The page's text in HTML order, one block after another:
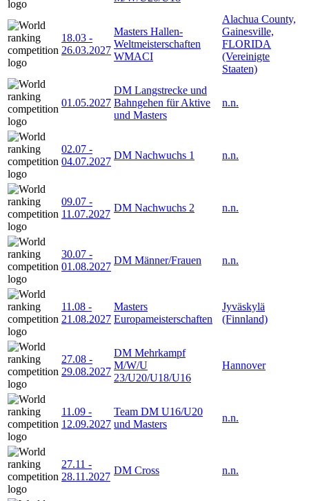
18.03 -
26.03.2027
Masters Hallen-
Weltmeisterschaften
WMACI
Alachua County,
Gainesville,
FLORIDA
(Vereinigte
Staaten)
01.05.2027
DM Langstrecke und
Bahngehen für Aktive
und Masters
n.n.
02.07 -
04.07.2027
DM Nachwuchs 1 n.n.
09.07 -
11.07.2027
DM Nachwuchs 2 n.n.
30.07 -
01.08.2027
DM Männer/Frauen n.n.
11.08 -
21.08.2027
Masters
Europameisterschaften
Jyväskylä
(Finnland)
27.08 -
29.08.2027
DM Mehrkampf
M/W/U
23/U20/U18/U16
Hannover
11.09 -
12.09.2027
Team DM U16/U20
und Masters
n.n.
27.11 -
28.11.2027
DM Cross n.n.